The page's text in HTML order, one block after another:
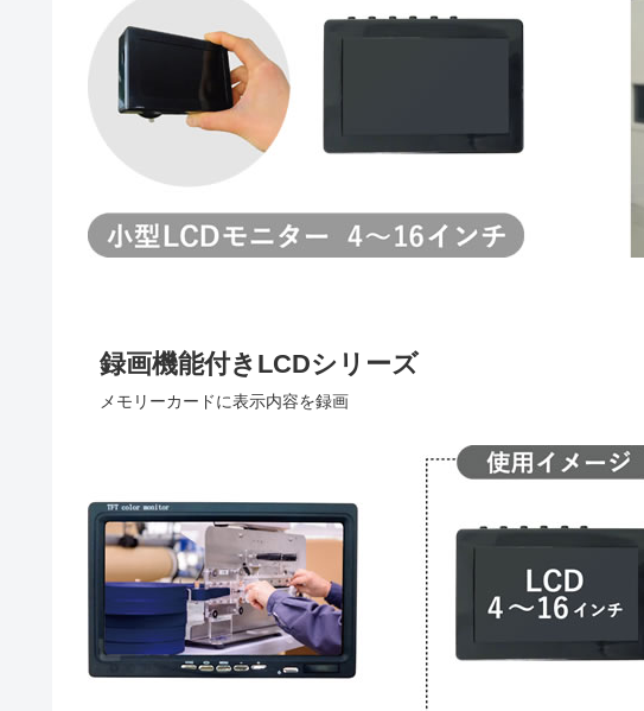
録画機能付きLCDシリーズ
メモリーカードに表示内容を録画